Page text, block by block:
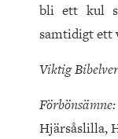
bli ett kul
samtidigt ett
Viktig
Förbönsämne:
Hjärsåslilla,